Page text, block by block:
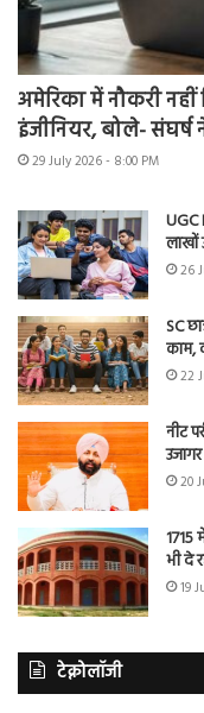
अमेरिका में नौकरी
इंजीनियर, बोले-
29 July 2026 - 8:00 PM
UGC
लाखों
26
SC
काम,
22
नीट
20
भी दे
19
टेक्नोलॉजी